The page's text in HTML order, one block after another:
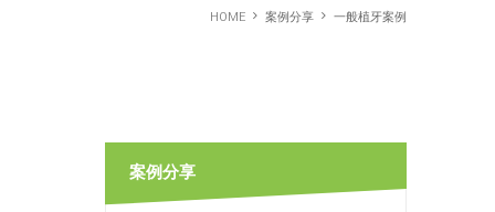
HOME 案例分享 一般植牙案例
案例分享